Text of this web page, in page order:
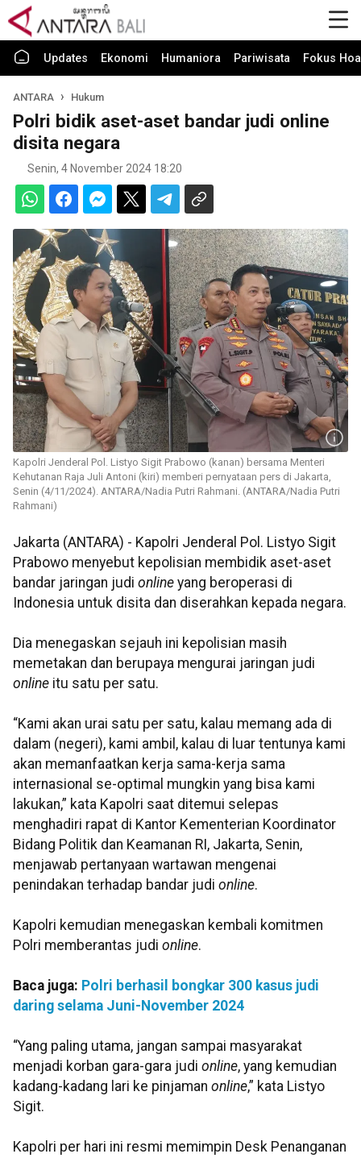
Updates Ekonomi Humaniora Pariwisata Fokus
ANTARA Hukum
Polri bidik aset-aset bandar judi online
disita negara
Senin, 4 November 2024 18:20
Kapolri Jenderal Pol. Listyo Sigit Prabowo (kanan) bersama Menteri
Kehutanan Raja Juli Antoni (kiri) memberi pernyataan pers di Jakarta,
Senin (4/11/2024). ANTARA/Nadia Putri Rahmani. (ANTARA/Nadia Putri
Rahmani)
Jakarta (ANTARA) - Kapolri Jenderal Pol. Listyo Sigit
Prabowo menyebut kepolisian membidik aset-aset
bandar jaringan judi online yang beroperasi di
Indonesia untuk disita dan diserahkan kepada negara.
Dia menegaskan sejauh ini kepolisian masih
memetakan dan berupaya mengurai jaringan judi
online itu satu per satu.
“Kami akan urai satu per satu, kalau memang ada di
dalam (negeri), kami ambil, kalau di luar tentunya kami
akan memanfaatkan kerja sama-kerja sama
internasional se-optimal mungkin yang bisa kami
lakukan,” kata Kapolri saat ditemui selepas
menghadiri rapat di Kantor Kementerian Koordinator
Bidang Politik dan Keamanan RI, Jakarta, Senin,
menjawab pertanyaan wartawan mengenai
penindakan terhadap bandar judi online.
Kapolri kemudian menegaskan kembali komitmen
Polri memberantas judi online.
Baca juga: Polri berhasil bongkar 300 kasus judi
daring selama Juni-November 2024
“Yang paling utama, jangan sampai masyarakat
menjadi korban gara-gara judi online, yang kemudian
kadang-kadang lari ke pinjaman online,” kata Listyo
Sigit.
Kapolri per hari ini resmi memimpin Desk Penanganan